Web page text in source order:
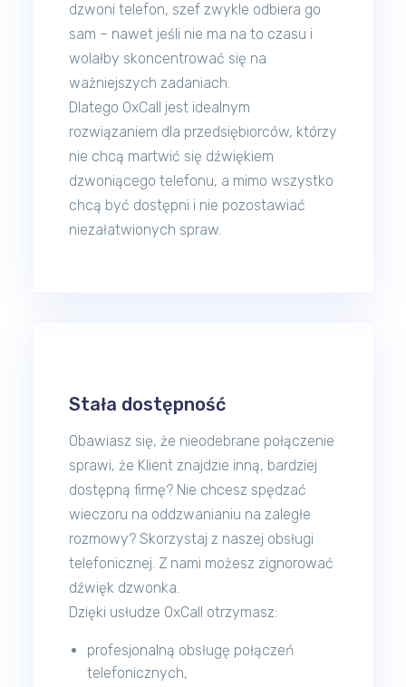
dzwoni telefon, szef zwykle odbiera go
sam – nawet jeśli nie ma na to czasu i
wolałby skoncentrować się na
ważniejszych zadaniach.
Dlatego OxCall jest idealnym
rozwiązaniem dla przedsiębiorców, którzy
nie chcą martwić się dźwiękiem
dzwoniącego telefonu, a mimo wszystko
chcą być dostępni i nie pozostawiać
niezałatwionych spraw.
Stała dostępność
Obawiasz się, że nieodebrane połączenie
sprawi, że Klient znajdzie inną, bardziej
dostępną firmę? Nie chcesz spędzać
wieczoru na oddzwanianiu na zaległe
rozmowy? Skorzystaj z naszej obsługi
telefonicznej. Z nami możesz zignorować
dźwięk dzwonka.
Dzięki usłudze OxCall otrzymasz:
profesjonalną obsługę połączeń
telefonicznych,